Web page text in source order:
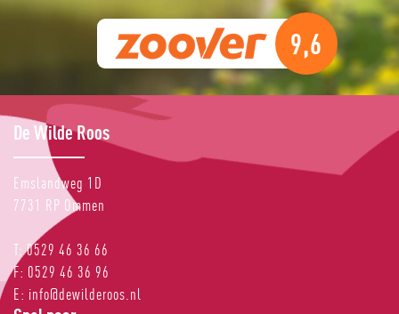
9,6
De Wilde Roos
Emslandweg 1D
7731 RP Ommen
T:0529 46 36 66
F: 0529 46 36 96
E: info@dewilderoos.nl